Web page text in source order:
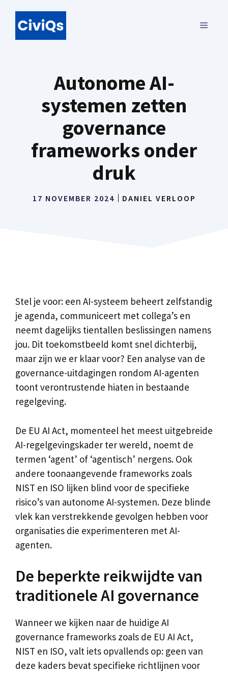
MENU
Autonome AI-
systemen zetten
governance
frameworks onder
druk
17 NOVEMBER 2024 DANIEL VERLOOP
Stel je voor: een AI-systeem beheert zelfstandig
je agenda, communiceert met collega’s en
neemt dagelijks tientallen beslissingen namens
jou. Dit toekomstbeeld komt snel dichterbij,
maar zijn we er klaar voor? Een analyse van de
governance-uitdagingen rondom AI-agenten
toont verontrustende hiaten in bestaande
regelgeving.
De EU AI Act, momenteel het meest uitgebreide
AI-regelgevingskader ter wereld, noemt de
termen ‘agent’ of ‘agentisch’ nergens. Ook
andere toonaangevende frameworks zoals
NIST en ISO lijken blind voor de specifieke
risico’s van autonome AI-systemen. Deze blinde
vlek kan verstrekkende gevolgen hebben voor
organisaties die experimenteren met AI-
agenten.
De beperkte reikwijdte van
traditionele AI governance
Wanneer we kijken naar de huidige AI
governance frameworks zoals de EU AI Act,
NIST en ISO, valt iets opvallends op: geen van
deze kaders bevat specifieke richtlijnen voor